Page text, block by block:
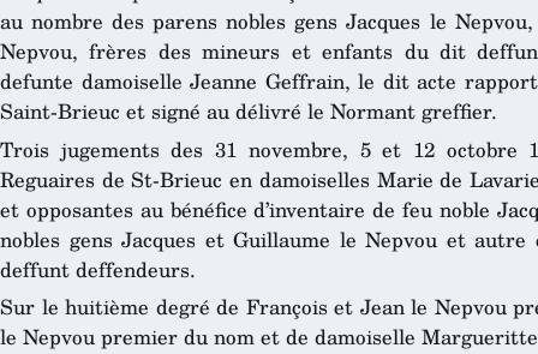
au nombre des parens nobles gens Jacques le
Nepvou, frères des mineurs et enfants du dit
defunte damoiselle Jeanne Geffrain, le dit acte
Saint-Brieuc et signé au délivré le Normant greffier.
Trois jugements des 31 novembre, 5 et 12 octobre
Reguaires de St-Brieuc en damoiselles Marie de
et opposantes au bénéfice d’inventaire de feu noble
nobles gens Jacques et Guillaume le Nepvou et
deffunt deffendeurs.
Sur le huitième degré de François et Jean le Nepvou
le Nepvou premier du nom et de damoiselle